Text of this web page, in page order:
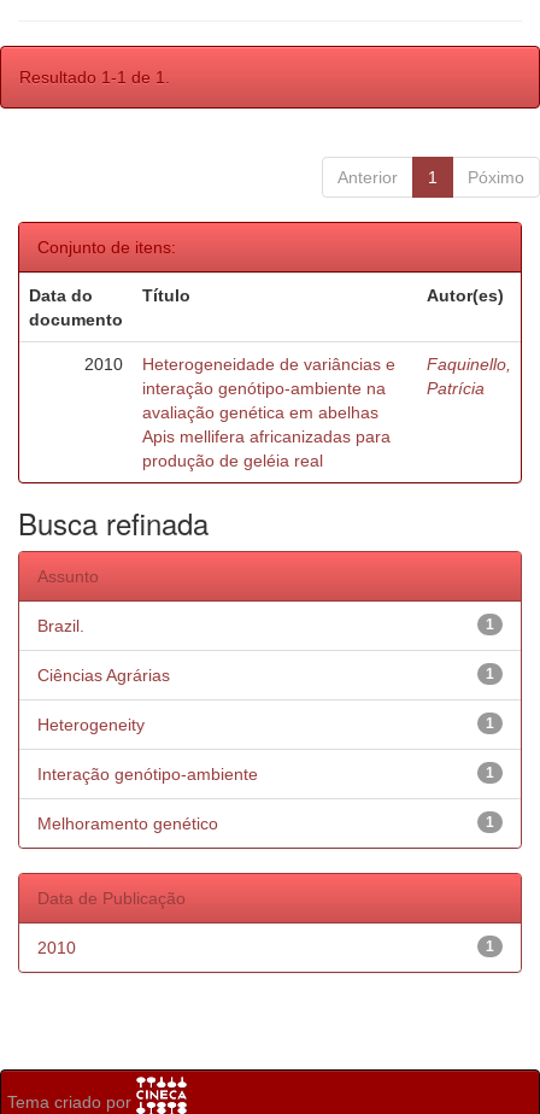
Resultado 1-1 de 1.
Anterior 1 Póximo
Conjunto de itens:
Data do
documento
Título Autor(es)
2010
Heterogeneidade de variâncias e
interação genótipo-ambiente na
avaliação genética em abelhas
Apis mellifera africanizadas para
produção de geléia real
Faquinello,
Patrícia
Busca refinada
Assunto
1
Brazil.
1
Ciências Agrárias
1
Heterogeneity
1
Interação genótipo-ambiente
1
Melhoramento genético
Data de Publicação
1
2010
Tema criado por